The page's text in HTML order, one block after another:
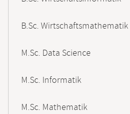
B.Sc. Wirtschaftsmathematik
M.Sc. Data Science
M.Sc. Informatik
M.Sc. Mathematik